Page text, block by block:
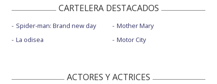
CARTELERA DESTACADOS
Spider-man: Brand new day
La odisea
Mother Mary
Motor City
ACTORES Y ACTRICES